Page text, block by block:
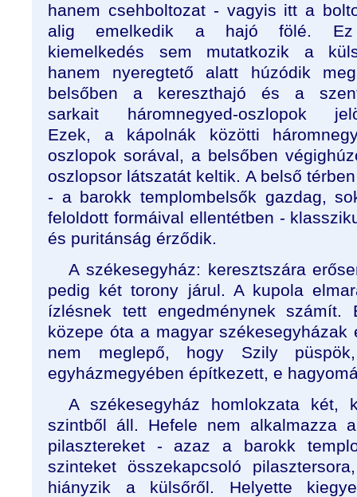
hanem csehboltozat - vagyis itt a
alig emelkedik a hajó fölé.
kiemelkedés sem mutatkozik a
hanem nyeregtető alatt húzódik
belsőben a kereszthajó és a
sarkait háromnegyed-oszlopok
Ezek, a kápolnák közötti
oszlopok sorával, a belsőben
oszlopsor látszatát keltik. A belső
- a barokk templombelsők gazdag,
feloldott formáival ellentétben -
és puritánság érződik.
A székesegyház: keresztszára
pedig két torony járul. A kupola
ízlésnek tett engedménynek
közepe óta a magyar székesegyházak
nem meglepő, hogy Szily
egyházmegyében építkezett, e
A székesegyház homlokzata két,
szintből áll. Hefele nem alkalmazza
pilasztereket - azaz a barokk
szinteket összekapcsoló
hiányzik a külsőről. Helyette